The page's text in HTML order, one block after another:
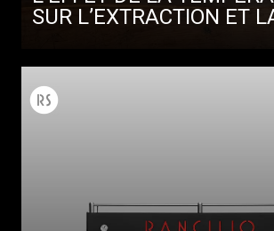
SUR L’EXTRACTION ET